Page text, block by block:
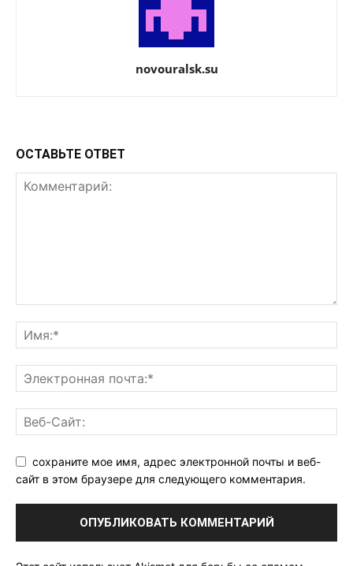
novouralsk.su
ОСТАВЬТЕ ОТВЕТ
сохраните мое имя, адрес электронной почты и веб-
сайт в этом браузере для следующего комментария.